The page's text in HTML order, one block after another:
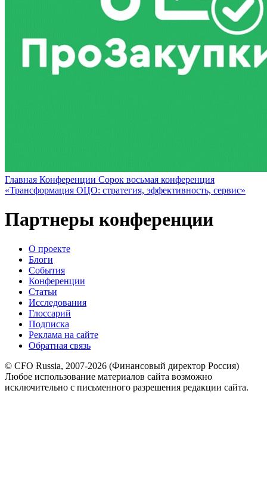
Главная Конференции Сорок восьмая конференция
«Трансформация ОЦО: стратегия, эффективность, сервис»
Партнеры конференции
О проекте
Блоги
События
Конференции
Статьи
Исследования
Глоссарий
Подписка
Реклама на сайте
Обратная связь
© CFO Russia, 2007-2026 (Финансовый директор Россия)
Любое использование материалов сайта возможно
исключительно с письменного разрешения редакции сайта.